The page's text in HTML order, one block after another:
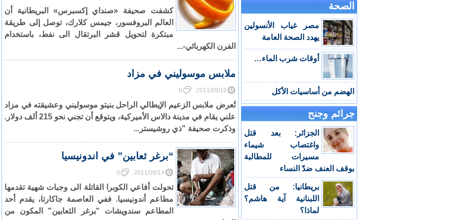
الصحة
مصر غياب الأنسولين
يهدد الصحة العامة
أوقات شرب الماء…
الهضم من أساسيات الأكل
جرائم وجنح
الجزائر: بعد قتل
واغتصاب شيماء
مسيرات للمطالبة
بوقف العنف ضدّ النساء
بريطانيا: من قتل
اللبنانية آية هاشم؟
لماذا؟
كشفت صحيفة «صنداي إكسبرس» البريطانية أن
العالم البروفسور، جيمس كلارك، توصل إلى طريقة
مبتكرة لتحويل قشر البرتقال الى نفط، باستخدام
الفرن الكهربائي-...
ملابس موسوليني في مزاد
2011/09/16
0
تُعرض ملابس الزعيم الإيطالي الراحل بنيتو موسوليني وعشيقته في مزاد
علني يقام في مدينة دالاس الأميركية، ويتوقع أن تجني نحو 215 ألف دولار.
وذكرت صحيفة "ذي روشيستر...
“برغر ثعابين” في اندونيسيا
2011/09/14
0
تحولت أفاعي الكوبرا القاتلة الى وجبات شهية تقدمها
مطاعم أندونيسيا. ففي العاصمة جاكارتا، يقدم أحد
المطاعم سندويشات "برغر الثعابين" المكون من